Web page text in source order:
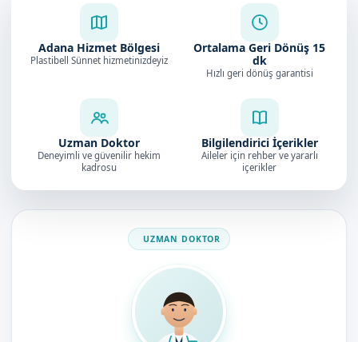
Adana Hizmet Bölgesi
Plastibell Sünnet hizmetinizdeyiz
Ortalama Geri Dönüş 15
dk
Hızlı geri dönüş garantisi
Uzman Doktor
Deneyimli ve güvenilir hekim
kadrosu
Bilgilendirici İçerikler
Aileler için rehber ve yararlı
içerikler
Doktorumuz